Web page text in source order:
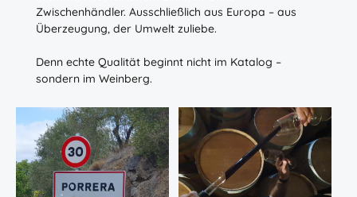
Zwischenhändler. Ausschließlich aus Europa – aus
Überzeugung, der Umwelt zuliebe.
Denn echte Qualität beginnt nicht im Katalog –
sondern im Weinberg.